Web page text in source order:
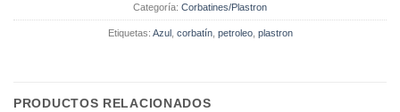
Categoría: Corbatines/Plastron
Etiquetas: Azul, corbatín, petroleo, plastron
PRODUCTOS RELACIONADOS